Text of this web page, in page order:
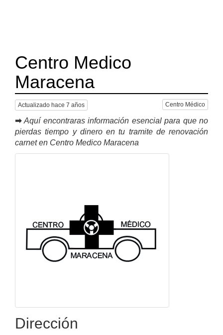
Centro Medico
Maracena
Actualizado hace 7 años Centro Médico
➡ Aquí encontraras información esencial para que no
pierdas tiempo y dinero en tu tramite de renovación
carnet en Centro Medico Maracena
Dirección